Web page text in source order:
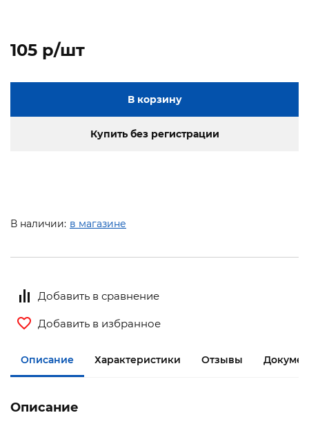
105 p/шт
В корзину
Купить без регистрации
В наличии: в магазине
Добавить в сравнение
Добавить в избранное
Описание Характеристики Отзывы
Описание